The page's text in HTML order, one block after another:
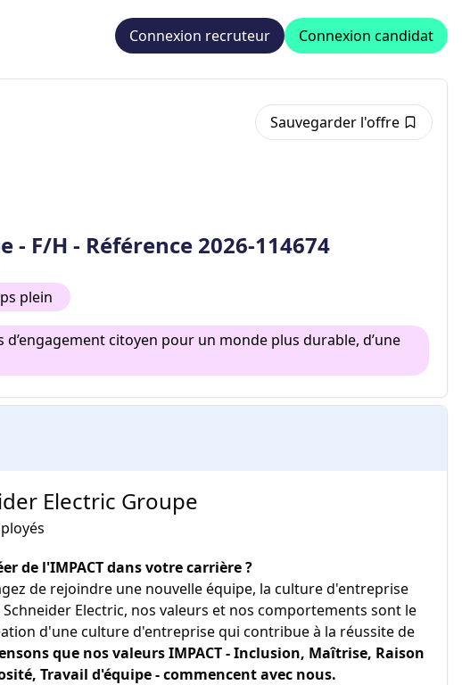
Connexion recruteur Connexion candidat
Sauvegarder l'offre
- F/H - Référence 2026-114674
plein
d’engagement citoyen pour un monde plus durable, d’une
Electric Groupe
de l'IMPACT dans votre carrière ?
de rejoindre une nouvelle équipe, la culture d'entreprise
Schneider Electric, nos valeurs et nos comportements sont le
d'une culture d'entreprise qui contribue à la réussite de
que nos valeurs IMPACT - Inclusion, Maîtrise, Raison
Travail d'équipe - commencent avec nous.